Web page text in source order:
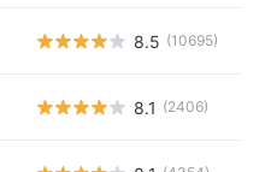
8.5 (10695)
8.1 (2406)